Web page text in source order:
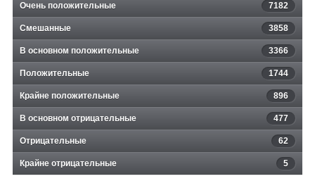
Очень положительные 7182
Смешанные 3858
В основном положительные 3366
Положительные 1744
Крайне положительные 896
В основном отрицательные 477
Отрицательные 62
Крайне отрицательные 5